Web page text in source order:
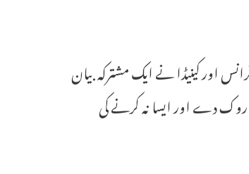
اور کینیڈا نے ایک مشترکہ بیان
روک دے اور ایسا نہ کرنے کی